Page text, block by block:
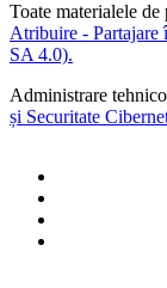
Toate materialele
Atribuire -
SA 4.0).
Administrare
și Securitate
Social
share